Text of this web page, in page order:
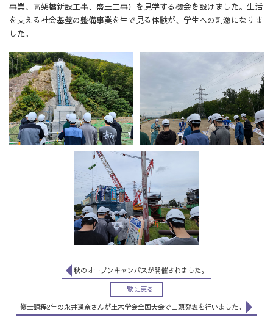
事業、高架橋新設工事、盛土工事）を見学する機会を設けました。生活
を支える社会基盤の整備事業を生で見る体験が、学生への刺激になりま
した。
秋のオープンキャンパスが開催されました。
一覧に戻る
修士課程2年の永井遥奈さんが土木学会全国大会で口頭発表を行いました。